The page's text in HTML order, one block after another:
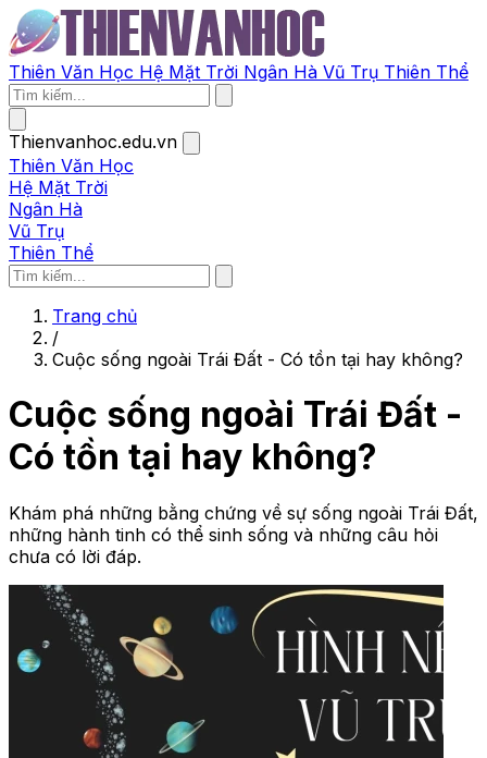
Thiên Văn Học Hệ Mặt Trời Ngân Hà Vũ Trụ Thiên Thể
Thienvanhoc.edu.vn
Thiên Văn Học
Hệ Mặt Trời
Ngân Hà
Vũ Trụ
Thiên Thể
Trang chủ
/
Cuộc sống ngoài Trái Đất - Có tồn tại hay không?
Cuộc sống ngoài Trái Đất -
Có tồn tại hay không?
Khám phá những bằng chứng về sự sống ngoài Trái Đất,
những hành tinh có thể sinh sống và những câu hỏi
chưa có lời đáp.